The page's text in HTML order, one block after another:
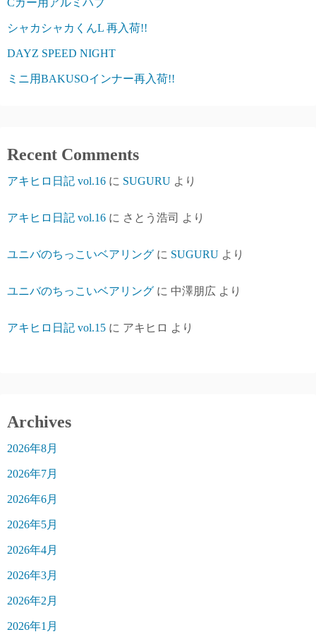
Cカー用アルミハブ
シャカシャカくんL 再入荷!!
DAYZ SPEED NIGHT
ミニ用BAKUSOインナー再入荷!!
Recent Comments
アキヒロ日記 vol.16 に SUGURU より
アキヒロ日記 vol.16 に さとう浩司 より
ユニバのちっこいベアリング に SUGURU より
ユニバのちっこいベアリング に 中澤朋広 より
アキヒロ日記 vol.15 に アキヒロ より
Archives
2026年8月
2026年7月
2026年6月
2026年5月
2026年4月
2026年3月
2026年2月
2026年1月